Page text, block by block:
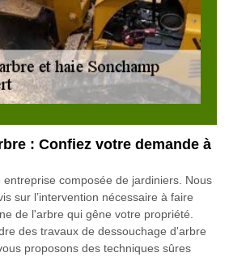
: Confiez votre demande à
composée de jardiniers. Nous
sur l’intervention nécessaire à faire
de l'arbre qui gêne votre propriété.
des travaux de dessouchage d'arbre
proposons des techniques sûres